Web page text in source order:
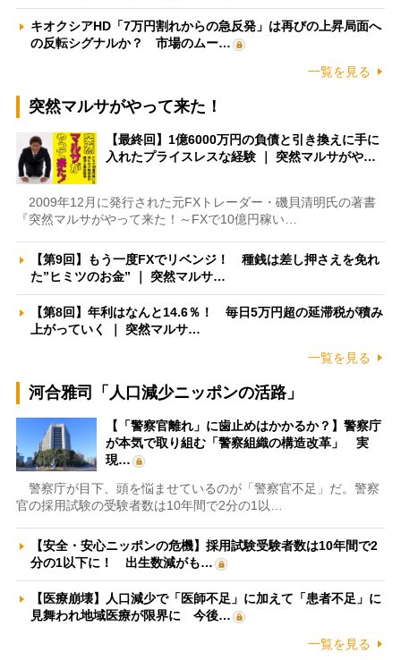
キオクシアHD「7万円割れからの急反発」は再びの上昇局面へ
の反転シグナルか？ 市場のムー…
一覧を見る
突然マルサがやって来た！
【最終回】1億6000万円の負債と引き換えに手に
入れたプライスレスな経験 ｜ 突然マルサがや…
2009年12月に発行された元FXトレーダー・磯貝清明氏の著書
『突然マルサがやって来た！～FXで10億円稼い…
【第9回】もう一度FXでリベンジ！ 種銭は差し押さえを免れ
た”ヒミツのお金” ｜ 突然マルサ…
【第8回】年利はなんと14.6％！ 毎日5万円超の延滞税が積み
上がっていく ｜ 突然マルサ…
一覧を見る
河合雅司「人口減少ニッポンの活路」
【「警察官離れ」に歯止めはかかるか？】警察庁
が本気で取り組む「警察組織の構造改革」 実
現…
警察庁が目下、頭を悩ませているのが「警察官不足」だ。警察
官の採用試験の受験者数は10年間で2分の1以…
【安全・安心ニッポンの危機】採用試験受験者数は10年間で2
分の1以下に！ 出生数減がも…
【医療崩壊】人口減少で「医師不足」に加えて「患者不足」に
見舞われ地域医療が限界に 今後…
一覧を見る